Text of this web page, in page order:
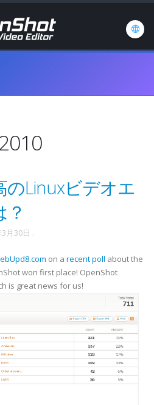
のLinuxビデオエ
？
月30日 .
on a recent poll about the
won first place! OpenShot
is great news for us!